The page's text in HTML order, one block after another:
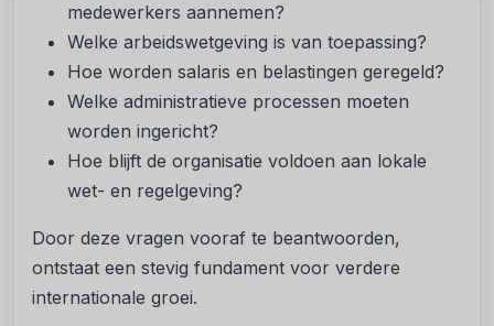
medewerkers aannemen?
Welke arbeidswetgeving is van toepassing?
Hoe worden salaris en belastingen geregeld?
Welke administratieve processen moeten
worden ingericht?
Hoe blijft de organisatie voldoen aan lokale
wet- en regelgeving?
Door deze vragen vooraf te beantwoorden,
ontstaat een stevig fundament voor verdere
internationale groei.